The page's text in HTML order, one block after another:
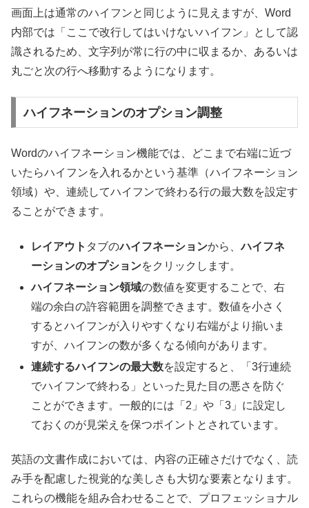
画面上は通常のハイフンと同じように見えますが、Word
内部では「ここで改行してはいけないハイフン」として認
識されるため、文字列が常に行の中に収まるか、あるいは
丸ごと次の行へ移動するようになります。
ハイフネーションのオプション調整
Wordのハイフネーション機能では、どこまで右端に近づ
いたらハイフンを入れるかという基準（ハイフネーション
領域）や、連続してハイフンで終わる行の最大数を設定す
ることができます。
レイアウト タブのハイフネーションから、ハイフネ
ーションのオプションをクリックします。
ハイフネーション領域の数値を変更することで、右
端の余白の許容範囲を調整できます。数値を小さく
するとハイフンが入りやすくなり右端がより揃いま
すが、ハイフンの数が多くなる傾向があります。
連続するハイフンの最大数を設定すると、「3行連続
でハイフンで終わる」といった見た目の悪さを防ぐ
ことができます。一般的には「2」や「3」に設定し
ておくのが見栄えを保つポイントとされています。
英語の文書作成においては、内容の正確さだけでなく、読
み手を配慮した視覚的な美しさも大切な要素となります。
これらの機能を組み合わせることで、プロフェッショナル